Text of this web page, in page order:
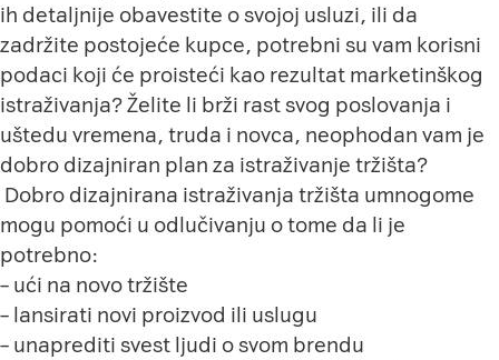
ih detaljnije obavestite o svojoj usluzi, ili da
zadržite postojeće kupce, potrebni su vam korisni
podaci koji će proisteći kao rezultat marketinškog
istraživanja? Želite li brži rast svog poslovanja i
uštedu vremena, truda i novca, neophodan vam je
dobro dizajniran plan za istraživanje tržišta?
Dobro dizajnirana istraživanja tržišta umnogome
mogu pomoći u odlučivanju o tome da li je
potrebno:
– ući na novo tržište
– lansirati novi proizvod ili uslugu
– unaprediti svest ljudi o svom brendu